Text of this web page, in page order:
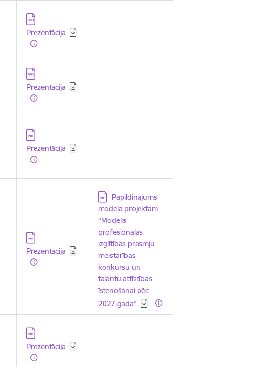
Lejupielādēt:
Prezentācija
Lejupielādēt:
Prezentācija
Lejupielādēt:
Prezentācija
Lejupielādēt:
Prezentācija
Lejupielādēt:
Papildinājums
modeļa projektam
“Modelis
profesionālās
izglītības prasmju
meistarības
konkursu un
talantu attīstības
īstenošanai pēc
2027.gada”
Lejupielādēt:
Prezentācija